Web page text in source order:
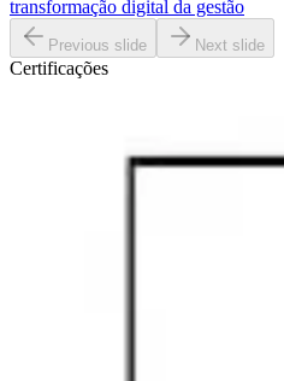
transformação digital da gestão
Previous slide Next slide
Certificações